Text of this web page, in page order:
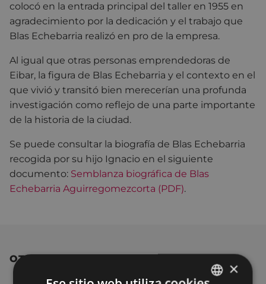
colocó en la entrada principal del taller en 1955 en
agradecimiento por la dedicación y el trabajo que
Blas Echebarria realizó en pro de la empresa.
Al igual que otras personas emprendedoras de
Eibar, la figura de Blas Echebarria y el contexto en el
que vivió y transitó bien merecerían una profunda
investigación como reflejo de una parte importante
de la historia de la ciudad.
Se puede consultar la biografía de Blas Echebarria
recogida por su hijo Ignacio en el siguiente
documento: Semblanza biográfica de Blas
Echebarria Aguirregomezcorta (PDF).
OTRAS NOTICIAS
×